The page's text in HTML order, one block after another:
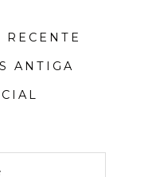
ANTIGA